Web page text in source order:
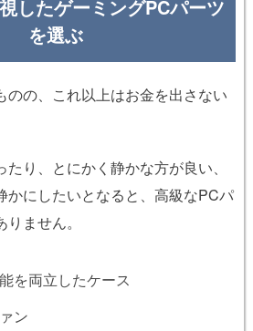
したゲーミングPCパーツ
を選ぶ
のの、これ以上はお金を出さない
り、とにかく静かな方が良い、
かにしたいとなると、高級なPCパ
ません。
を両立したケース
ン